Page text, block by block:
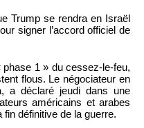
Trump se rendra en Israël
signer l’accord officiel de
1 » du cessez-le-feu,
flous. Le négociateur en
a déclaré jeudi dans une
américains et arabes
définitive de la guerre.